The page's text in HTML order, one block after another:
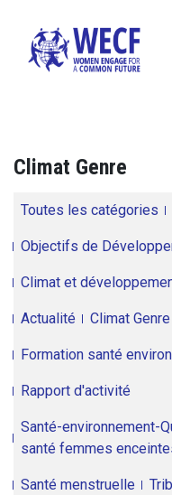
Climat Genre
Toutes les catégories
Objectifs de
Climat et
Actualité Climat Genre
Formation santé
Rapport d'activité
Santé-environnement-
santé femmes
Santé menstruelle